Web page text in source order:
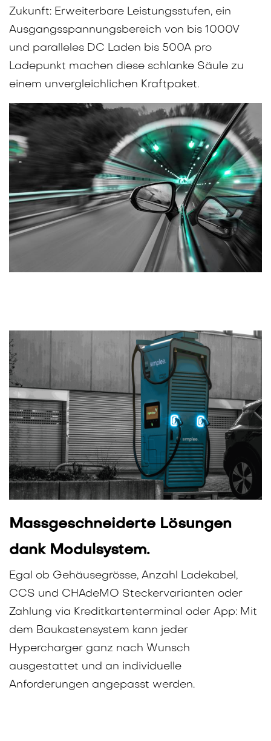
Zukunft: Erweiterbare Leistungsstufen, ein
Ausgangsspannungsbereich von bis 1000V
und paralleles DC Laden bis 500A pro
Ladepunkt machen diese schlanke Säule zu
einem unvergleichlichen Kraftpaket.
Massgeschneiderte Lösungen
dank Modulsystem.
Egal ob Gehäusegrösse, Anzahl Ladekabel,
CCS und CHAdeMO Steckervarianten oder
Zahlung via Kreditkartenterminal oder App: Mit
dem Baukastensystem kann jeder
Hypercharger ganz nach Wunsch
ausgestattet und an individuelle
Anforderungen angepasst werden.